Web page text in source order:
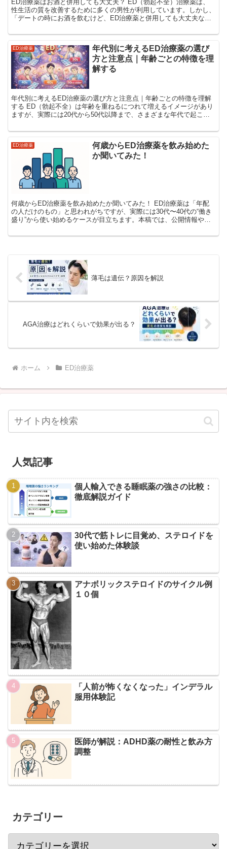
ED治療薬はお酒と併用しても大丈夫？ ED（勃起不全）治療薬は、
性生活の質を改善するために多くの男性が利用しています。しかし、
「デートの時にお酒を飲むけど、ED治療薬と併用しても大丈夫な
ED治療薬
年代別に考えるED治療薬の選び
方と注意点｜年齢ごとの特徴を理
解する
年代別に考えるED治療薬の選び方と注意点｜年齢ごとの特徴を理解
する ED（勃起不全）は年齢を重ねるにつれて増えるイメージがあり
ますが、実際には20代から50代以降まで、さまざまな年代で起こり
ED治療薬
何歳からED治療薬を飲み始めた
か聞いてみた！
何歳からED治療薬を飲み始めたか聞いてみた！ ED治療薬は「年配
の人だけのもの」と思われがちですが、実際には30代〜40代の“働き
盛り”から使い始めるケースが目立ちます。本稿では、公開情報や専
薄毛は遺伝？原因を解説
AGA治療はどれくらいで効果が出る？
ホーム ED治療薬
人気記事
個人輸入できる睡眠薬の強さの比較：
徹底解説ガイド
30代で筋トレに目覚め、ステロイドを
使い始めた体験談
アナボリックステロイドのサイクル例
１０個
「人前が怖くなくなった」インデラル
服用体験記
医師が解説：ADHD薬の耐性と飲み方
調整
カテゴリー